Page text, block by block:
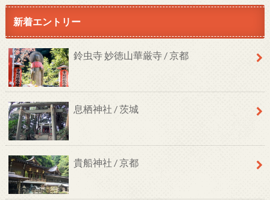
新着エントリー
鈴虫寺 妙徳山華厳寺 / 京都
息栖神社 / 茨城
貴船神社 / 京都